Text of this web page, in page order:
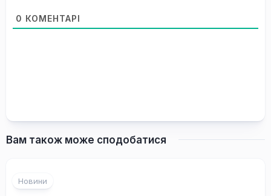
0 КОМЕНТАРІ
Вам також може сподобатися
Новини